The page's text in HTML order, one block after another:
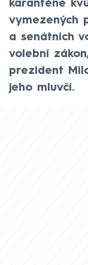
karanténě
vymezených
a senátních
volební
prezident
jeho mluvčí.